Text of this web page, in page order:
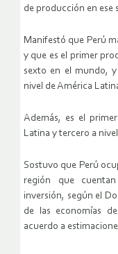
de producción en ese
Manifestó que Perú
y que es el primer
sexto en el mundo,
nivel de América
Además, es el
Latina y tercero a
Sostuvo que Perú
región que
inversión, según el
de las economías
acuerdo a